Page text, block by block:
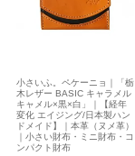
小さいふ。ペケーニョ｜「栃
木レザー BASIC キャラメル
キャメル×黒×白」｜【経年
変化 エイジング/日本製ハン
ドメイド】｜本革（ヌメ革）
｜小さい財布・ミニ財布・コ
ンパクト財布